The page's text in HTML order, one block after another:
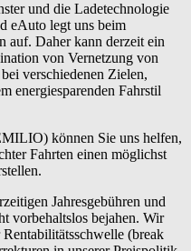
und die Ladetechnologie
eAuto legt uns beim
auf. Daher kann derzeit ein
von Vernetzung von
verschiedenen Zielen,
energiesparenden Fahrstil
können Sie uns helfen,
Fahrten einen möglichst
Jahresgebühren und
vorbehaltslos bejahen. Wir
(break